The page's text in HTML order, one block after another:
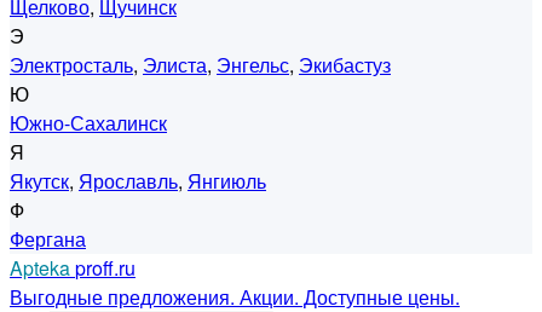
Щелково, Щучинск
Э
Электросталь, Элиста, Энгельс, Экибастуз
Ю
Южно-Сахалинск
Я
Якутск, Ярославль, Янгиюль
Ф
Фергана
Aptekaproff.ru
Выгодные предложения. Акции. Доступные цены.